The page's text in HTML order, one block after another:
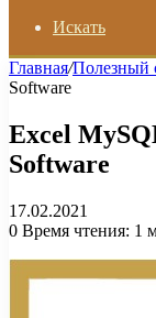
Искать
Главная/Полезный
Software
Excel
Software
17.02.2021
0 Время чтения: 1